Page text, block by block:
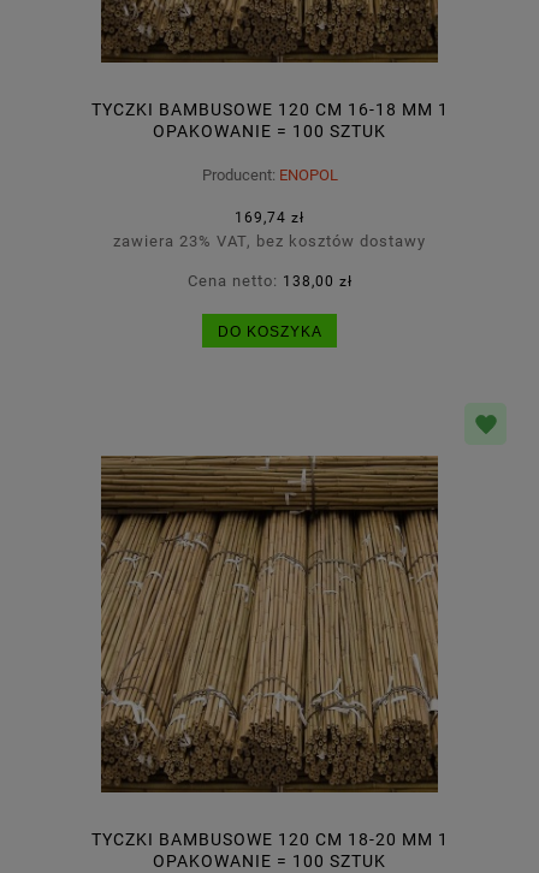
TYCZKI BAMBUSOWE 120 CM 16-18 MM 1
OPAKOWANIE = 100 SZTUK
Producent: ENOPOL
169,74 zł
zawiera 23% VAT, bez kosztów dostawy
Cena netto: 138,00 zł
DO KOSZYKA
TYCZKI BAMBUSOWE 120 CM 18-20 MM 1
OPAKOWANIE = 100 SZTUK